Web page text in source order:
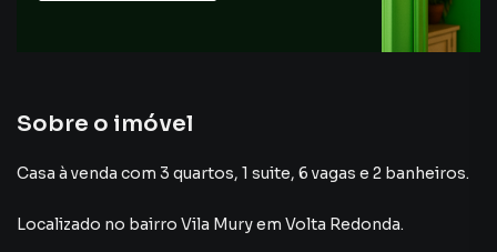
Sobre o imóvel
Casa à venda com 3 quartos, 1 suite, 6 vagas e 2 banheiros.
Localizado no bairro Vila Muryem Volta Redonda.